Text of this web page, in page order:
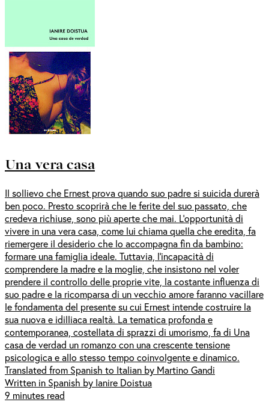
Una vera casa
Il sollievo che Ernest prova quando suo padre si suicida durerà
ben poco. Presto scoprirà che le ferite del suo passato, che
credeva richiuse, sono più aperte che mai. L’opportunità di
vivere in una vera casa, come lui chiama quella che eredita, fa
riemergere il desiderio che lo accompagna fin da bambino:
formare una famiglia ideale. Tuttavia, l’incapacità di
comprendere la madre e la moglie, che insistono nel voler
prendere il controllo delle proprie vite, la costante influenza di
suo padre e la ricomparsa di un vecchio amore faranno vacillare
le fondamenta del presente su cui Ernest intende costruire la
sua nuova e idilliaca realtà. La tematica profonda e
contemporanea, costellata di sprazzi di umorismo, fa di Una
casa de verdad un romanzo con una crescente tensione
psicologica e allo stesso tempo coinvolgente e dinamico.
Translated from Spanish to Italian by Martino Gandi
Written in Spanish by Ianire Doistua
9 minutes read